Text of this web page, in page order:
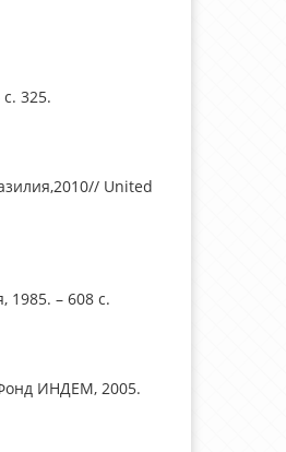
325.
United
1985. – 608 с.
ИНДЕМ, 2005.